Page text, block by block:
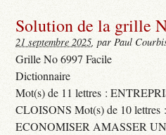
Solution de la grille
21 septembre 2025, par Paul
Grille No 6997 Facile
Dictionnaire
Mot(s) de 11 lettres :
CLOISONS Mot(s) de 10
ECONOMISER AMASSER